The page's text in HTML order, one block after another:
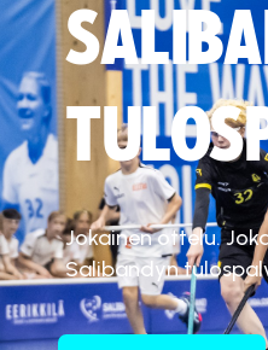
Jokainen ottelu.
Salibandyn